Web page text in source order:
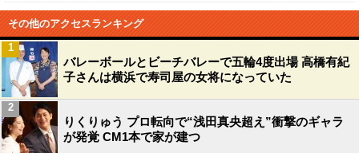
その他のアクセスランキング
バレーボールとビーチバレーで五輪4度出場 高橋有紀
子さんは横浜で寿司屋の女将になっていた
1
りくりゅう プロ転向で“浅田真央超え”衝撃のギャラ
が発覚 CM1本で家が建つ
2